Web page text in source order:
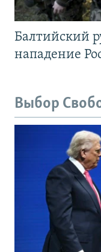
Балтийский
нападение
Выбор